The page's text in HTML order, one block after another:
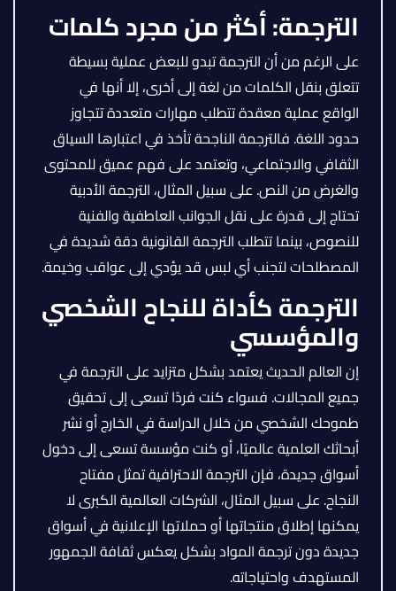
الترجمة: أكثر من مجرد كلمات
على الرغم من أن الترجمة تبدو للبعض عملية بسيطة
تتعلق بنقل الكلمات من لغة إلى أخرى، إلا أنها في
الواقع عملية معقدة تتطلب مهارات متعددة تتجاوز
حدود اللغة. فالترجمة الناجحة تأخذ في اعتبارها السياق
الثقافي والاجتماعي، وتعتمد على فهم عميق للمحتوى
والغرض من النص. على سبيل المثال، الترجمة الأدبية
تحتاج إلى قدرة على نقل الجوانب العاطفية والفنية
للنصوص، بينما تتطلب الترجمة القانونية دقة شديدة في
المصطلحات لتجنب أي لبس قد يؤدي إلى عواقب وخيمة.
الترجمة كأداة للنجاح الشخصي
والمؤسسي
إن العالم الحديث يعتمد بشكل متزايد على الترجمة في
جميع المجالات. فسواء كنت فردًا تسعى إلى تحقيق
طموحك الشخصي من خلال الدراسة في الخارج أو نشر
أبحاثك العلمية عالميًا، أو كنت مؤسسة تسعى إلى دخول
أسواق جديدة، فإن الترجمة الاحترافية تمثل مفتاح
النجاح. على سبيل المثال، الشركات العالمية الكبرى لا
يمكنها إطلاق منتجاتها أو حملاتها الإعلانية في أسواق
جديدة دون ترجمة المواد بشكل يعكس ثقافة الجمهور
المستهدف واحتياجاته.